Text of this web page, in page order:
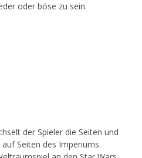
oder böse zu sein.
der Spieler die Seiten und
Seiten des Imperiums.